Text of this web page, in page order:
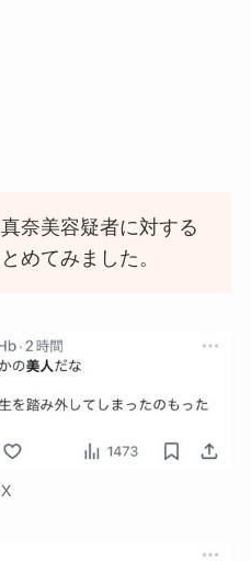
奈美容疑者に対する
めてみました。
X